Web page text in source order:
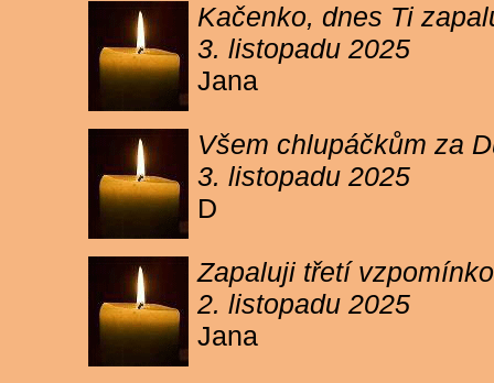
Kačenko, dnes Ti
3. listopadu 2025
Jana
Všem chlupáčkům za
3. listopadu 2025
D
Zapaluji třetí
2. listopadu 2025
Jana